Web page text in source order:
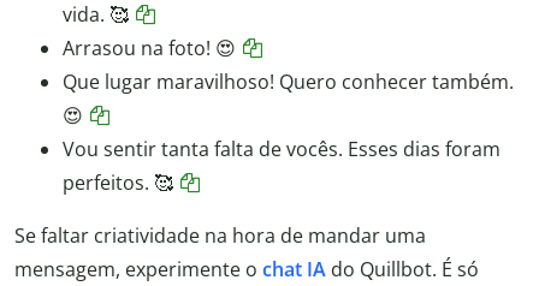
vida. 🥰
Arrasou na foto! 😍
Que lugar maravilhoso! Quero conhecer também.
😍
Vou sentir tanta falta de vocês. Esses dias foram
perfeitos. 🥰
Se faltar criatividade na hora de mandar uma
mensagem, experimente o chat IA do Quillbot. É só